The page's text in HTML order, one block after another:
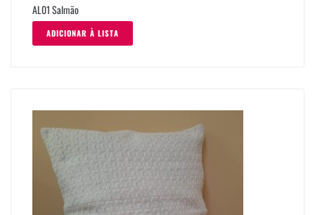
AL01 Salmão
ADICIONAR À LISTA